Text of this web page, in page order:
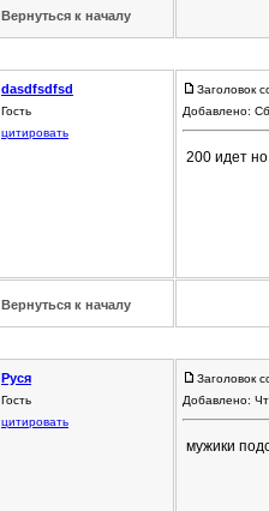
Вернуться к началу
dasdfsdfsd
Гость
цитировать
Заголовок
Добавлено:
200 идет
Вернуться к началу
Руся
Гость
цитировать
Заголовок
Добавлено:
мужики